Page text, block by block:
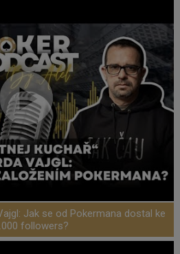
Jak se od Pokermana dostal ke
followers?